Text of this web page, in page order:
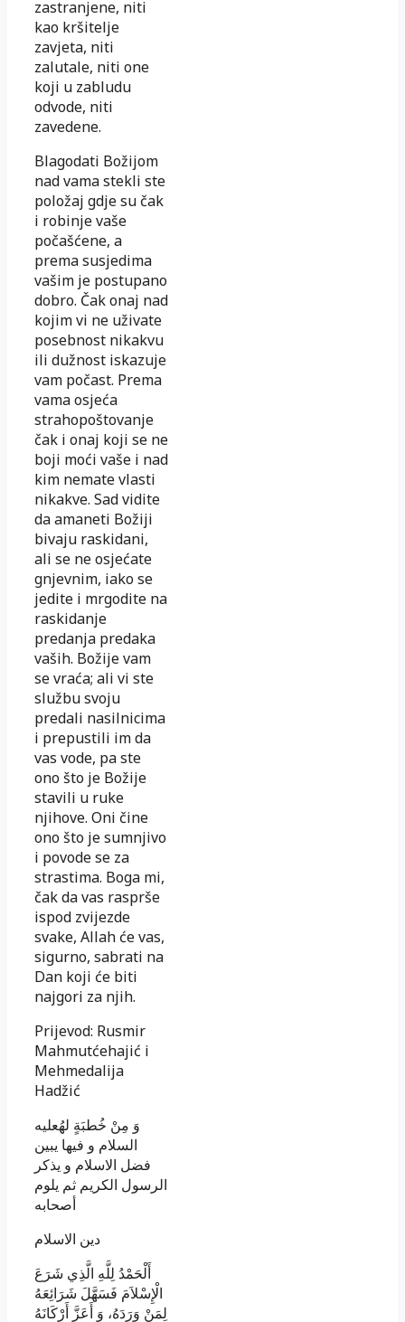
zastranjene, niti
kao kršitelje
zavjeta, niti
zalutale, niti one
koji u zabludu
odvode, niti
zavedene.
Blagodati Božijom
nad vama stekli ste
položaj gdje su čak
i robinje vaše
počašćene, a
prema susjedima
vašim je postupano
dobro. Čak onaj nad
kojim vi ne uživate
posebnost nikakvu
ili dužnost iskazuje
vam počast. Prema
vama osjeća
strahopoštovanje
čak i onaj koji se ne
boji moći vaše i nad
kim nemate vlasti
nikakve. Sad vidite
da amaneti Božiji
bivaju raskidani,
ali se ne osjećate
gnjevnim, iako se
jedite i mrgodite na
raskidanje
predanja predaka
vaših. Božije vam
se vraća; ali vi ste
službu svoju
predali nasilnicima
i prepustili im da
vas vode, pa ste
ono što je Božije
stavili u ruke
njihove. Oni čine
ono što je sumnjivo
i povode se za
strastima. Boga mi,
čak da vas rasprše
ispod zvijezde
svake, Allah će vas,
sigurno, sabrati na
Dan koji će biti
najgori za njih.
Prijevod: Rusmir
Mahmutćehajić i
Mehmedalija
Hadžić
وَ مِنْ خُطبَةٍ لهُ‏عليه
السلام و فيها يبين
فضل الاسلام و يذكر
الرسول الكريم ثم يلوم
أصحابه
دين الاسلام
أَلْحَمْدُ لِلَّهِ الَّذِي شَرَعَ
الْإِسْلاَمَ فَسَهَّلَ شَرَائِعَهُ
لِمَنْ وَرَدَهُ، وَ أَعَزَّ أَرْكَانَهُ